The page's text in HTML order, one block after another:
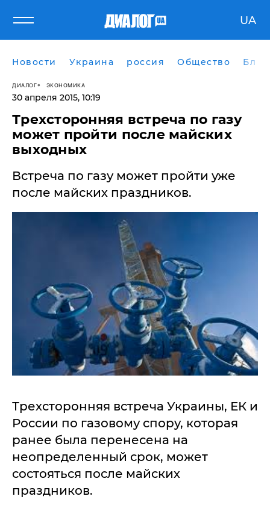
UA
Новости Украина россия Общество
ДИАЛОГ ЭКОНОМИКА
30 апреля 2015, 10:19
Трехсторонняя встреча по газу
может пройти после майских
выходных
Встреча по газу может пройти уже
после майских праздников.
Трехсторонняя встреча Украины, ЕК и
России по газовому спору, которая
ранее была перенесена на
неопределенный срок, может
состояться после майских
праздников.